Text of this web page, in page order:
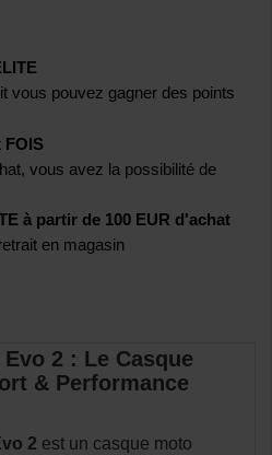
vous pouvez gagner des points
FOIS
vous avez la possibilité de
à partir de 100 EUR d'achat
en magasin
2 : Le Casque
& Performance
2 est un casque moto